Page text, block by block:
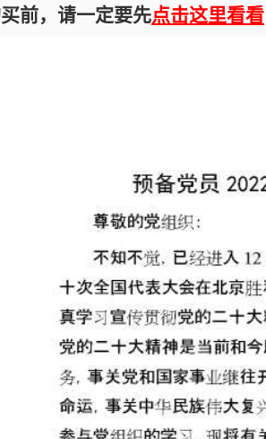
前，请一定要先点击这里看看